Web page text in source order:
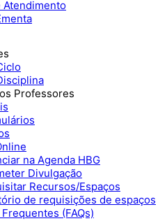
Atendimento
Professores
na Agenda HBG
Divulgação
Recursos/Espaços
de requisições de espaços
(FAQs)